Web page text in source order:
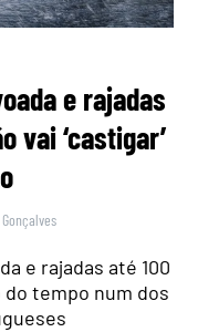
e rajadas
vai ‘castigar’
e rajadas até 100
tempo num dos